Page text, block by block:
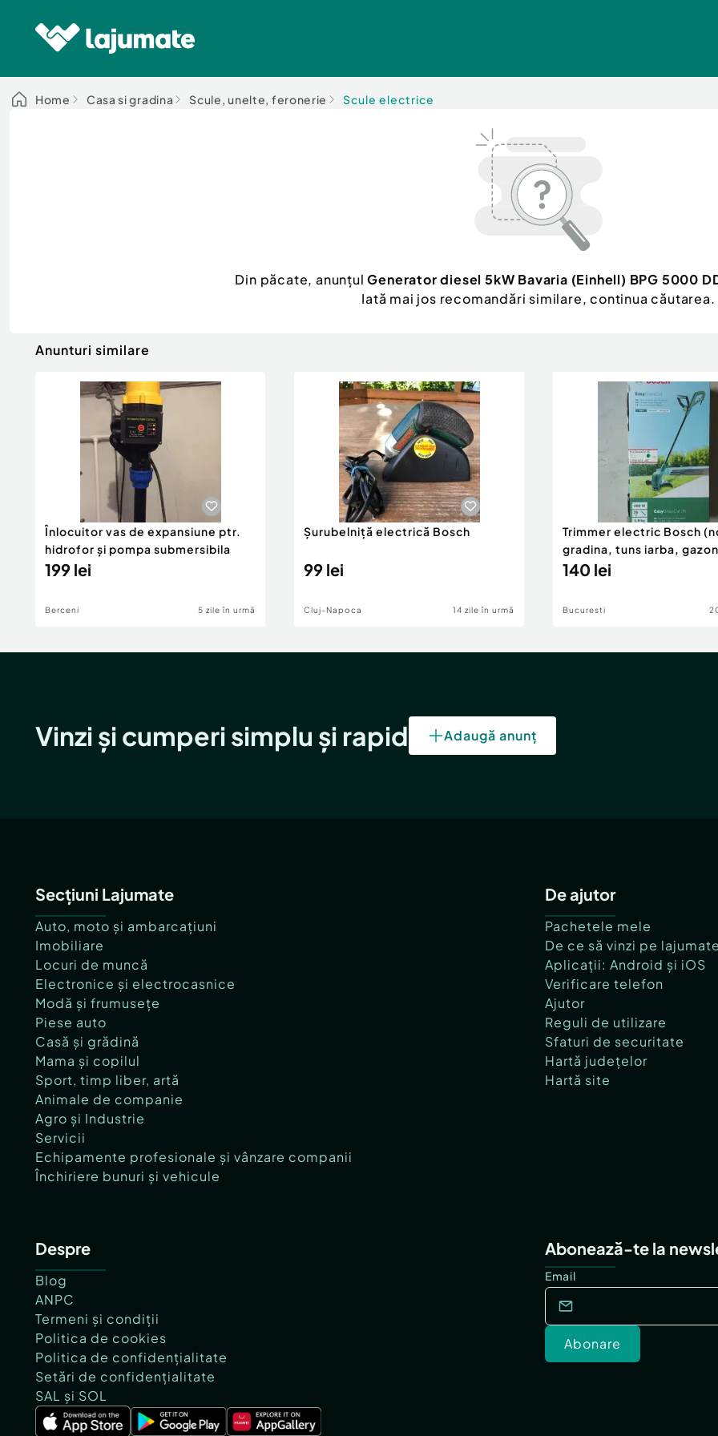
Home Casa si gradina Scule, unelte, feronerie Scule electrice
Din păcate, anunțulGenerator diesel 5kW Bavaria (Einhell) BPG 5000
Iată mai jos recomandări similare, continua căutarea.
Anunturi similare
Înlocuitor vas de expansiune ptr.
hidrofor și pompa submersibila
199 lei
Berceni 5 zile în urmă
Șurubelniță electrică Bosch
99 lei
Cluj-Napoca 14 zile în urmă
Trimmer electric Bosch
gradina, tuns iarba,
buruieni
140 lei
Bucuresti
Vinzi și cumperi simplu și rapid Adaugă anunț
Secțiuni Lajumate
Auto, moto și ambarcațiuni
Imobiliare
Locuri de muncă
Electronice și electrocasnice
Modă și frumusețe
Piese auto
Casă și grădină
Mama și copilul
Sport, timp liber, artă
Animale de companie
Agro și Industrie
Servicii
Echipamente profesionale și vânzare companii
Închiriere bunuri și vehicule
De ajutor
Pachetele mele
De ce să vinzi pe
Aplicații: Android și iOS
Verificare telefon
Ajutor
Reguli de utilizare
Sfaturi de securitate
Hartă județelor
Hartă site
Despre
Blog
ANPC
Termeni și condiții
Politica de cookies
Politica de confidențialitate
Setări de confidențialitate
SAL și SOL
Abonează-te la
Email
Abonare